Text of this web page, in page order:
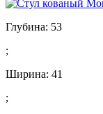
Глубина: 53
;
Ширина: 41
;